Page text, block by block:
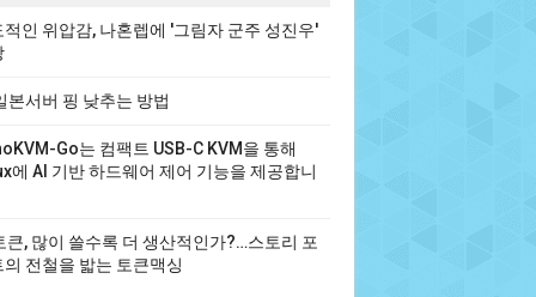
적인 위압감, 나혼렙에 '그림자 군주 성진우'
본서버 핑 낮추는 방법
Go는 컴팩트 USB-C KVM을 통해
에 AI 기반 하드웨어 제어 기능을 제공합니
큰, 많이 쓸수록 더 생산적인가?…스토리 포
의 전철을 밟는 토큰맥싱